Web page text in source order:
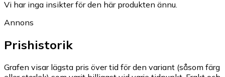
Vi har inga insikter för den här produkten ännu.
Annons
Prishistorik
Grafen visar lägsta pris över tid för den variant (såsom färg